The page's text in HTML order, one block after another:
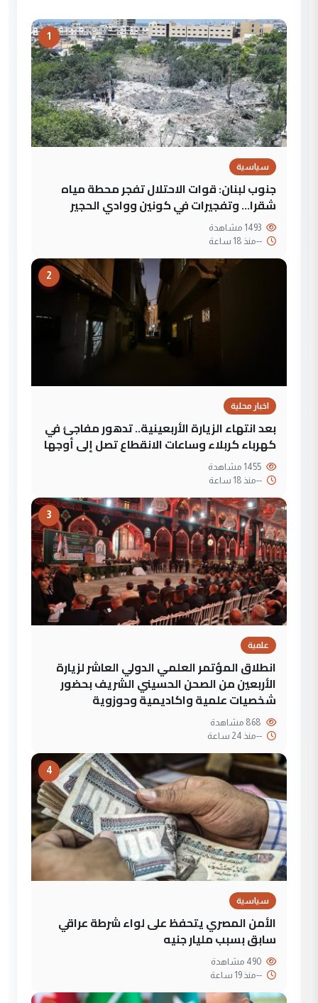
1
سياسية
جنوب لبنان: قوات الاحتلال تفجر محطة مياه
شقرا… وتفجيرات في كونين ووادي الحجير
--منذ 18 ساعة
2
اخبار محلية
بعد انتهاء الزيارة الأربعينية.. تدهور مفاجئ في
كهرباء كربلاء وساعات الانقطاع تصل إلى أوجها
--منذ 18 ساعة
3
علمية
انطلاق المؤتمر العلمي الدولي العاشر لزيارة
الأربعين من الصحن الحسيني الشريف بحضور
شخصيات علمية واكاديمية وحوزوية
--منذ 24 ساعة
4
سياسية
الأمن المصري يتحفظ على لواء شرطة عراقي
سابق بسبب مليار جنيه
--منذ 19 ساعة